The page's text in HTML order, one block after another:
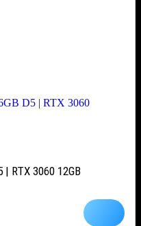
| RTX 3060 12GB